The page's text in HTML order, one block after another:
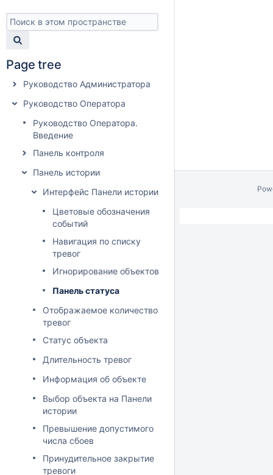
Page tree
Руководство Администратора
Руководство Оператора
Руководство Оператора.
Введение
Панель контроля
Панель истории
Интерфейс Панели истории
Цветовые обозначения
событий
Навигация по списку
тревог
Игнорирование объектoв
Панель статуса
Отображаемое количество
тревог
Статус объекта
Длительность тревог
Информация об объекте
Выбор объекта на Панели
истории
Превышение допустимого
числа сбоев
Принудительное закрытие
тревоги